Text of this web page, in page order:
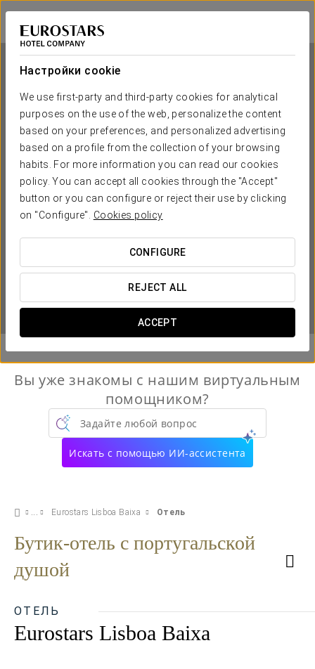
Настройки cookie
We use first-party and third-party cookies for analytical
purposes on the use of the web, personalize the content
based on your preferences, and personalized advertising
based on a profile from the collection of your browsing
habits. For more information you can read our cookies
policy. You can accept all cookies through the "Accept"
button or you can configure or reject their use by clicking
on "Configure". Cookies policy
CONFIGURE
REJECT ALL
ACCEPT
Eurostars Lisboa Baixa
ЛИССАБОН
Eurostars Lisboa Baixa
ЛИССАБОН
 
Вы уже знакомы с нашим виртуальным
помощником?
Задайте любой вопрос
Искать с помощью ИИ-ассистента
Eurostars Lisboa Baixa Отель
Бутик-отель с португальской
душой
ОТЕЛЬ
Eurostars Lisboa Baixa